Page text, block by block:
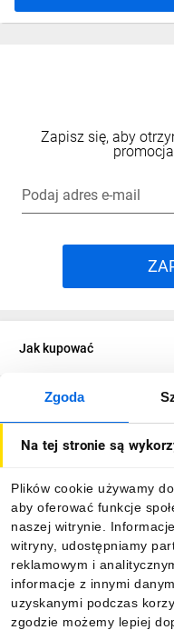
Zgoda
Na tej stronie są
Plików cookie używamy
aby oferować funkcje
naszej witrynie.
witryny, udostępniamy
reklamowym i
informacje z innymi
uzyskanymi podczas
zgodzie możemy lepiej
Zapisz się, aby
Podaj adres e-mail
Jak kupować
O firmie
Informacje
Pobierz